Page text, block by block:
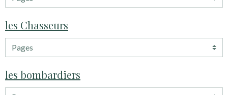
les Chasseurs
les bombardiers